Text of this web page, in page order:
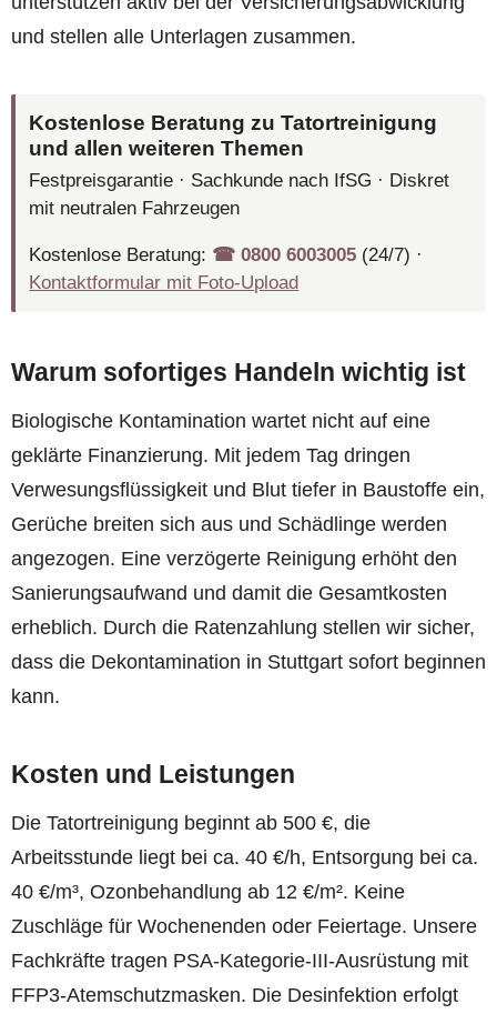
und stellen alle Unterlagen zusammen.
Kostenlose Beratung zu Tatortreinigung
und allen weiteren Themen
Festpreisgarantie · Sachkunde nach IfSG · Diskret
mit neutralen Fahrzeugen
Kostenlose Beratung: ☎︎ 0800 6003005 (24/7) ·
Kontaktformular mit Foto-Upload
Warum sofortiges Handeln wichtig ist
Biologische Kontamination wartet nicht auf eine
geklärte Finanzierung. Mit jedem Tag dringen
Verwesungsflüssigkeit und Blut tiefer in Baustoffe ein,
Gerüche breiten sich aus und Schädlinge werden
angezogen. Eine verzögerte Reinigung erhöht den
Sanierungsaufwand und damit die Gesamtkosten
erheblich. Durch die Ratenzahlung stellen wir sicher,
dass die Dekontamination in Stuttgart sofort beginnen
kann.
Kosten und Leistungen
Die Tatortreinigung beginnt ab 500 €, die
Arbeitsstunde liegt bei ca. 40 €/h, Entsorgung bei ca.
40 €/m³, Ozonbehandlung ab 12 €/m². Keine
Zuschläge für Wochenenden oder Feiertage. Unsere
Fachkräfte tragen PSA-Kategorie-III-Ausrüstung mit
FFP3-Atemschutzmasken. Die Desinfektion erfolgt